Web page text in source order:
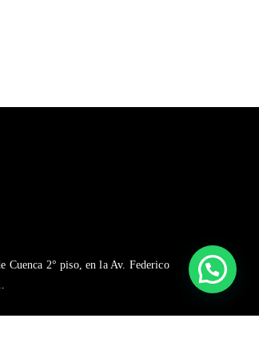
Cuenca 2° piso, en la Av. Federico